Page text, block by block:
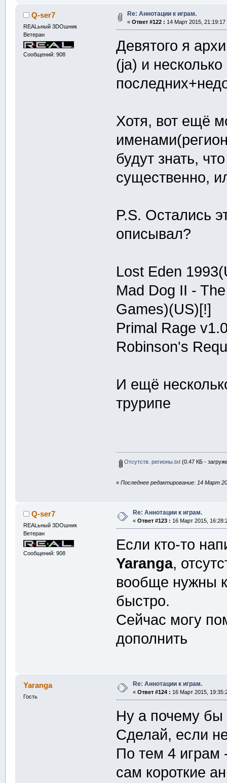
Q-ser7
REALьный 3DOшник
Ветеран
Сообщений: 908
Re: Аннотации к играм.
« Ответ #122 : 14 Март 2015, 21:19:17
Девятого я
(ja) и
Хотя, вот ещё
будут знать,
существенно,
P.S. Остались
описывал?
Lost Eden
Mad Dog II -
Games)(US)[!]
Primal Rage
Robinson's
И ещё
трурипе
Отсутств. регионы.txt(0.47 КБ -
«Последнее редактирование: 14 Март
Q-ser7
REALьный 3DOшник
Ветеран
Сообщений: 908
Re: Аннотации к играм.
« Ответ #123 : 16 Март 2015,
Если кто-то
Yaranga,
вообще нужны
быстро.
Сейчас могу
дополнить
Yaranga
Гость
Re: Аннотации к играм.
« Ответ #124 : 16 Март 2015,
Ну а почему бы
Сделай, если
По тем 4 играм
сам короткие